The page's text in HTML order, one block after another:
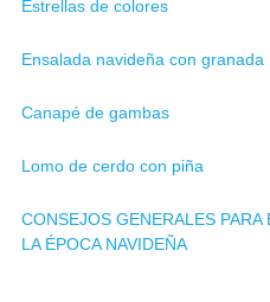
Estrellas de colores
Ensalada navideña con granada
Canapé de gambas
Lomo de cerdo con piña
CONSEJOS GENERALES
LA ÉPOCA NAVIDEÑA